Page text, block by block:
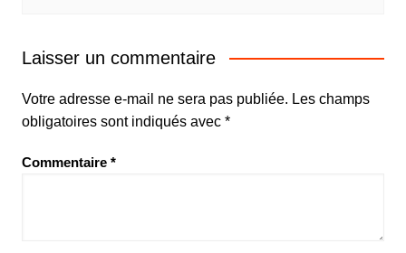
Laisser un commentaire
Votre adresse e-mail ne sera pas publiée. Les champs
obligatoires sont indiqués avec *
Commentaire *